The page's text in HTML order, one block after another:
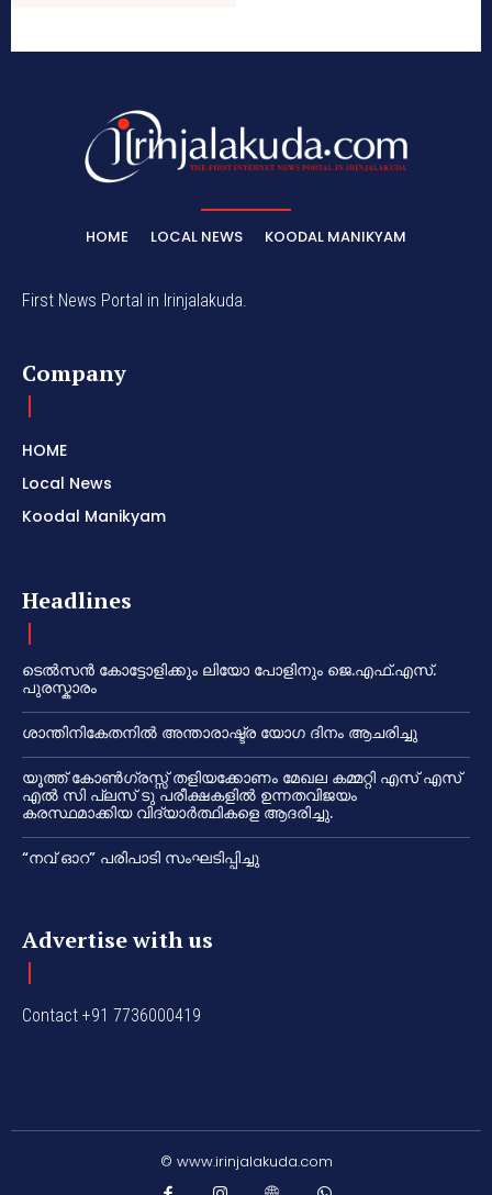
HOME LOCAL NEWS KOODAL MANIKYAM
First News Portal in Irinjalakuda.
Company
HOME
Local News
Koodal Manikyam
Headlines
ടെൽസൻ കോട്ടോളിക്കും ലിയോ പോളിനും ജെ.എഫ്.എസ്.
പുരസ്കാരം
ശാന്തിനികേതനിൽ അന്താരാഷ്ട്ര യോഗ ദിനം ആചരിച്ചു
യൂത്ത് കോൺഗ്രസ്സ് തളിയക്കോണം മേഖല കമ്മറ്റി എസ് എസ്
എൽ സി പ്ലസ് ടു പരീക്ഷകളിൽ ഉന്നതവിജയം
കരസ്ഥമാക്കിയ വിദ്യാർത്ഥികളെ ആദരിച്ചു.
“നവ് ഓറ” പരിപാടി സംഘടിപ്പിച്ചു
Advertise with us
Contact +91 7736000419
© www.irinjalakuda.com